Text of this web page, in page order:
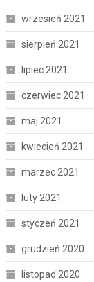
wrzesień 2021
sierpień 2021
lipiec 2021
czerwiec 2021
maj 2021
kwiecień 2021
marzec 2021
luty 2021
styczeń 2021
grudzień 2020
listopad 2020